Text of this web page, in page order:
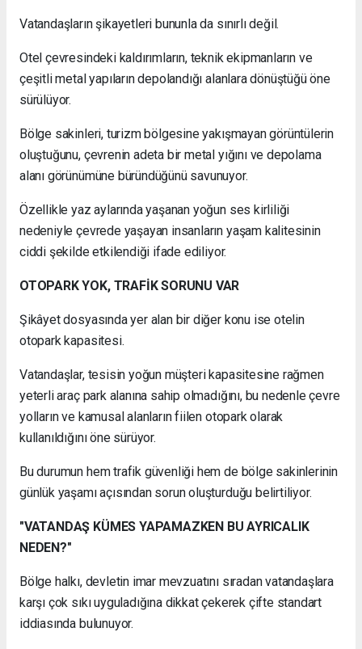
Vatandaşların şikayetleri bununla da sınırlı değil.
Otel çevresindeki kaldırımların, teknik ekipmanların ve
çeşitli metal yapıların depolandığı alanlara dönüştüğü öne
sürülüyor.
Bölge sakinleri, turizm bölgesine yakışmayan görüntülerin
oluştuğunu, çevrenin adeta bir metal yığını ve depolama
alanı görünümüne büründüğünü savunuyor.
Özellikle yaz aylarında yaşanan yoğun ses kirliliği
nedeniyle çevrede yaşayan insanların yaşam kalitesinin
ciddi şekilde etkilendiği ifade ediliyor.
OTOPARK YOK, TRAFİK SORUNU VAR
Şikâyet dosyasında yer alan bir diğer konu ise otelin
otopark kapasitesi.
Vatandaşlar, tesisin yoğun müşteri kapasitesine rağmen
yeterli araç park alanına sahip olmadığını, bu nedenle çevre
yolların ve kamusal alanların fiilen otopark olarak
kullanıldığını öne sürüyor.
Bu durumun hem trafik güvenliği hem de bölge sakinlerinin
günlük yaşamı açısından sorun oluşturduğu belirtiliyor.
"VATANDAŞ KÜMES YAPAMAZKEN BU AYRICALIK
NEDEN?"
Bölge halkı, devletin imar mevzuatını sıradan vatandaşlara
karşı çok sıkı uyguladığına dikkat çekerek çifte standart
iddiasında bulunuyor.